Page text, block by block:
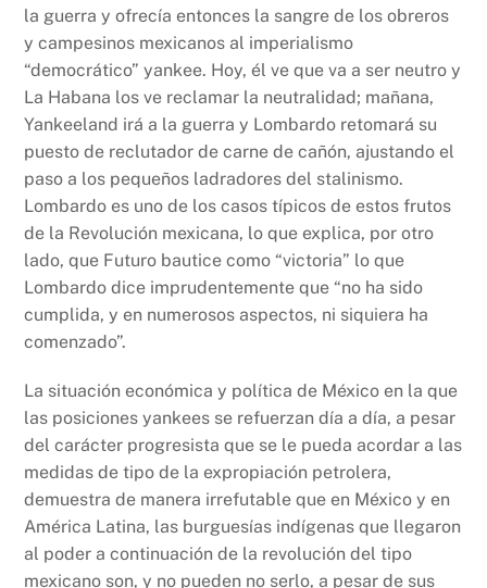
la guerra y ofrecía entonces la sangre de los obreros
y campesinos mexicanos al imperialismo
“democrático” yankee. Hoy, él ve que va a ser neutro y
La Habana los ve reclamar la neutralidad; mañana,
Yankeeland irá a la guerra y Lombardo retomará su
puesto de reclutador de carne de cañón, ajustando el
paso a los pequeños ladradores del stalinismo.
Lombardo es uno de los casos típicos de estos frutos
de la Revolución mexicana, lo que explica, por otro
lado, que Futuro bautice como “victoria” lo que
Lombardo dice imprudentemente que “no ha sido
cumplida, y en numerosos aspectos, ni siquiera ha
comenzado”.
La situación económica y política de México en la que
las posiciones yankees se refuerzan día a día, a pesar
del carácter progresista que se le pueda acordar a las
medidas de tipo de la expropiación petrolera,
demuestra de manera irrefutable que en México y en
América Latina, las burguesías indígenas que llegaron
al poder a continuación de la revolución del tipo
mexicano son, y no pueden no serlo, a pesar de sus